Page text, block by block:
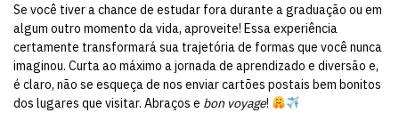
Se você tiver a chance de estudar fora durante a graduação ou em
algum outro momento da vida, aproveite! Essa experiência
certamente transformará sua trajetória de formas que você nunca
imaginou. Curta ao máximo a jornada de aprendizado e diversão e,
é claro, não se esqueça de nos enviar cartões postais bem bonitos
dos lugares que visitar. Abraços e bon voyage!